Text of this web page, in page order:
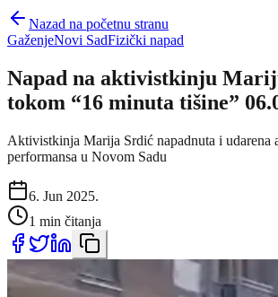
Nazad na početnu stranu
GaženjeNovi SadFizički napad
Napad na aktivistkinju
tokom “16 minuta tišine”
Aktivistkinja Marija Srdić napadnuta i udarena
performansa u Novom Sadu
6. Jun 2025.
1 min čitanja